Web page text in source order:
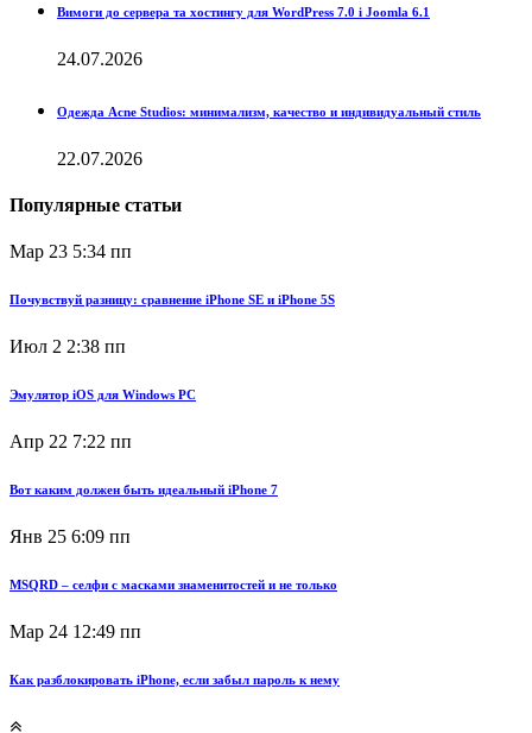
Вимоги до сервера та хостингу для WordPress 7.0 і Joomla 6.1
24.07.2026
Одежда Acne Studios: минимализм, качество и индивидуальный стиль
22.07.2026
Популярные статьи
Мар 23 5:34 пп
Почувствуй разницу: сравнение iPhone SE и iPhone 5S
Июл 2 2:38 пп
Эмулятор iOS для Windows PC
Апр 22 7:22 пп
Вот каким должен быть идеальный iPhone 7
Янв 25 6:09 пп
MSQRD – селфи с масками знаменитостей и не только
Мар 24 12:49 пп
Как разблокировать iPhone, если забыл пароль к нему